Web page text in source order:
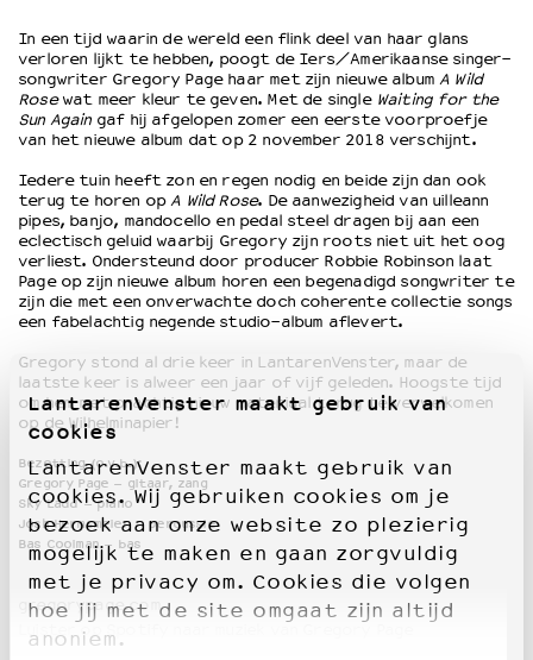
LantarenVenster maakt gebruik van
cookies
LantarenVenster maakt gebruik van
cookies. Wij gebruiken cookies om je
bezoek aan onze website zo plezierig
mogelijk te maken en gaan zorgvuldig
met je privacy om. Cookies die volgen
hoe jij met de site omgaat zijn altijd
anoniem.
OVER LANTARENVENSTER
Wat we doen
Werken bij
Wie is wie
Word vriend
Historie
Partners
Huisregels
Privacyverklaring
Integriteits- en gedragscode
Culturele boycot Israël
Ruimte voor artistieke vrijheid – VNPF
In een tijd waarin de wereld een flink deel van haar glans
verloren lijkt te hebben, poogt de Iers/Amerikaanse singer-
songwriter Gregory Page haar met zijn nieuwe albumA Wild
Rosewat meer kleur te geven. Met de single Waiting for the
Sun Againgaf hij afgelopen zomer een eerste voorproefje
van het nieuwe album dat op 2 november 2018 verschijnt.
Iedere tuin heeft zon en regen nodig en beide zijn dan ook
terug te horen opA Wild Rose. De aanwezigheid van uilleann
pipes, banjo, mandocello en pedal steel dragen bij aan een
eclectisch geluid waarbij Gregory zijn roots niet uit het oog
verliest. Ondersteund door producer Robbie Robinson laat
Page op zijn nieuwe album horen een begenadigd songwriter te
zijn die met een onverwachte doch coherente collectie songs
een fabelachtig negende studio-album aflevert.
Gregory stond al drie keer in LantarenVenster, maar de
laatste keer is alweer een jaar of vijf geleden. Hoogste tijd
om hem met prachtig nieuw materiaal terug te verwelkomen
op de Wilhelminapier!
Bezetting (o.v.b.):
Gregory Page – gitaar, zang
Sky Ladd – piano
Josh Hermsmeier – percussie
Bas Cooiman – bas
gregorypage.com
Luister op Spotify naar muziek van Gregory Page